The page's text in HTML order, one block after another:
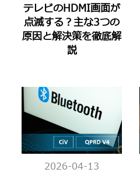
テレビのHDMI画面が
点滅する？主な3つの
原因と解決策を徹底解
説
2026-04-13